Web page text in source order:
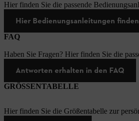
Hier finden Sie die passende
Hier Bedienungsanleitungen finden
FAQ
Haben Sie Fragen? Hier finden Sie die
Antworten erhalten in den FAQ
GRÖSSENTABELLE
Hier finden Sie die Größentabelle zur